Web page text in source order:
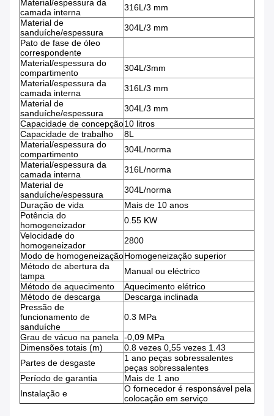
Material/espessura da
camada interna
316L/3 mm
Material de
sanduíche/espessura
304L/3 mm
Pato de fase de óleo
correspondente
Material/espessura do
compartimento
304L/3mm
Material/espessura da
camada interna
316L/3 mm
Material de
sanduíche/espessura
304L/3 mm
Capacidade de concepção10 litros
Capacidade de trabalho
8L
Material/espessura do
compartimento
304L/norma
Material/espessura da
camada interna
316L/norma
Material de
sanduíche/espessura
304L/norma
Duração de vida
Mais de 10 anos
Potência do
homogeneizador
0.55 KW
Velocidade do
homogeneizador
2800
Modo de homogeneizaçãoHomogeneização superior
Método de abertura da
tampa
Manual ou eléctrico
Método de aquecimento
Aquecimento elétrico
Método de descarga
Descarga inclinada
Pressão de
funcionamento de
sanduíche
0.3 MPa
Grau de vácuo na panela -0,09 MPa
Dimensões totais (m)
0.8 vezes 0,55 vezes 1.43
Partes de desgaste
1 ano peças sobressalentes
peças sobressalentes
Período de garantia
Mais de 1 ano
Instalação e
O fornecedor é responsável pela
colocação em serviço